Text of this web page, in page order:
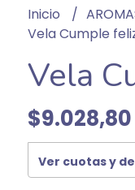
Inicio
Vela Cumple
Vela
$9.028,80
Ver cuotas y